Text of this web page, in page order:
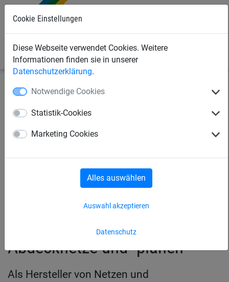
Cookie Einstellungen
Diese Webseite verwendet Cookies. Weitere
Informationen finden sie in unserer
Datenschutzerklärung.
Notwendige Cookies
Statistik-Cookies
Marketing Cookies
Datenschutz
Auswahl akzeptieren
Alles auswählen
Industrienetze Abdecknetze und -planen
Zubehör Palettensicherungsnetze
Warensicherungsnetze
Abdecknetze und -planen
Als Hersteller von Netzen und